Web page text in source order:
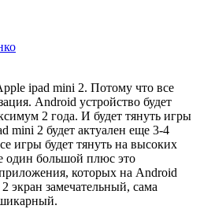
ipad mini 2. Потому что все
Android устройство будет
2 года. И будет тянуть игры
mini 2 будет актуален еще 3-4
игры будет тянуть на высоких
один большой плюс это
которых на Android
экран замечательный, сама